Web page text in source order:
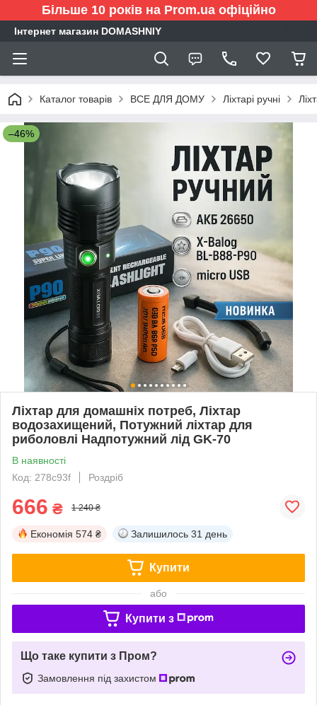
Більше 10 років на Prom.ua офіційно
Інтернет магазин DOMASHNIY
Каталог товарів ВСЕ ДЛЯ ДОМУ Ліхтарі ручні
–46%
Ліхтар для домашніх потреб, Ліхтар
водозахищений, Потужний ліхтар для
риболовлі Надпотужний лід GK-70
В наявності
Код: 278c93f
Роздріб
666 ₴ 1 240 ₴
Економія 574 ₴ Залишилось 31 день
Купити
або
Купити з
Що таке купити з Пром?
Замовлення під захистом